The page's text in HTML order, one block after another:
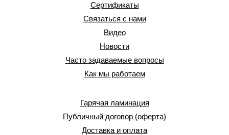
Сертификаты
Связаться с нами
Видео
Новости
Часто задаваемые вопросы
Как мы работаем
Гарячая ламинация
Публичный договор (оферта)
Доставка и оплата